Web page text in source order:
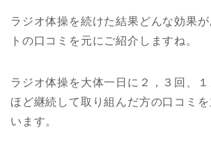
ラジオ体操を続けた結果どんな効果
トの口コミを元にご紹介しますね。
ラジオ体操を大体一日に２，３回、１
ほど継続して取り組んだ方の口コミ
います。